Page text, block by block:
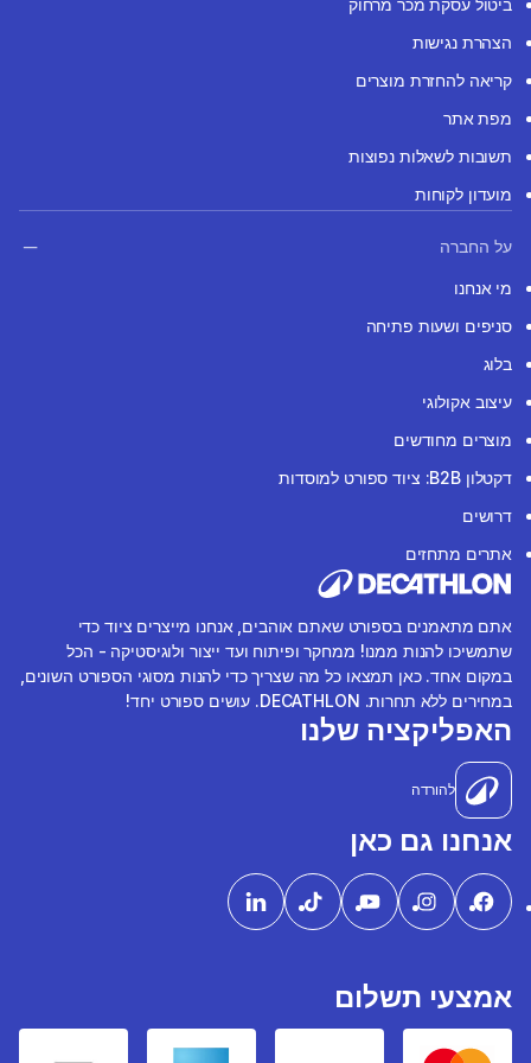
הצהרת נגישות
קריאה להחזרת מוצרים
מפת אתר
תשובות לשאלות נפוצות
מועדון לקוחות
על החברה
מי אנחנו
סניפים ושעות פתיחה
בלוג
עיצוב אקולוגי
מוצרים מחודשים
דקטלון B2B: ציוד ספורט למוסדות
דרושים
אתרים מתחזים
אתם מתאמנים בספורט שאתם אוהבים, אנחנו מייצרים ציוד כדי
שתמשיכו להנות ממנו! ממחקר ופיתוח ועד ייצור ולוגיסטיקה - הכל
במקום אחד. כאן תמצאו כל מה שצריך כדי להנות מסוגי הספורט השונים,
במחירים ללא תחרות. DECATHLON. עושים ספורט יחד!
האפליקציה שלנו
להורדה
אנחנו גם כאן
אמצעי תשלום